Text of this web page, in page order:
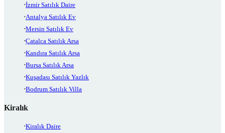
İzmir Satılık Daire
Antalya Satılık Ev
Mersin Satılık Ev
Çatalca Satılık Arsa
Kandıra Satılık Arsa
Bursa Satılık Arsa
Kuşadası Satılık Yazlık
Bodrum Satılık Villa
Kiralık
Kiralık Daire